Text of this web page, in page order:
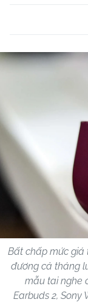
Bất chấp mức giá
đương cả tháng
mẫu tai nghe
Earbuds 2, Sony